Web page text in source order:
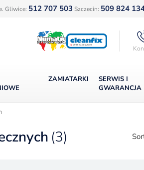
Gliwice: 512 707 503 Szczecin: 509 824
ZAMIATARKI
SERWIS I
GWARANCJA
(3)